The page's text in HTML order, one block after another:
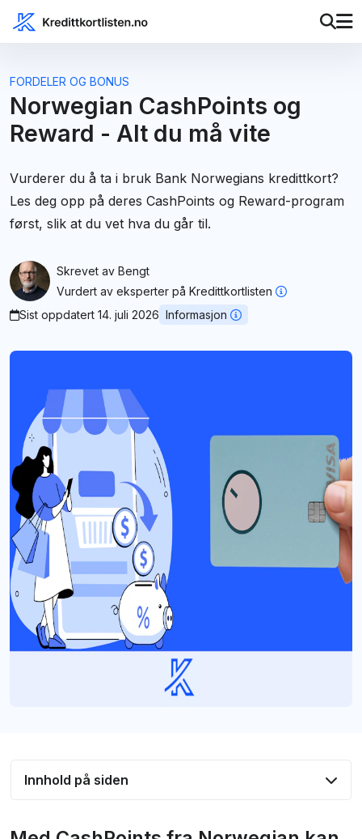
FORDELER OG BONUS
Norwegian CashPoints og
Reward - Alt du må vite
Vurderer du å ta i bruk Bank Norwegians kredittkort?
Les deg opp på deres CashPoints og Reward-program
først, slik at du vet hva du går til.
Skrevet av Bengt
Vurdert av eksperter på Kredittkortlisten
Sist oppdatert 14. juli 2026 Informasjon
Innhold på siden